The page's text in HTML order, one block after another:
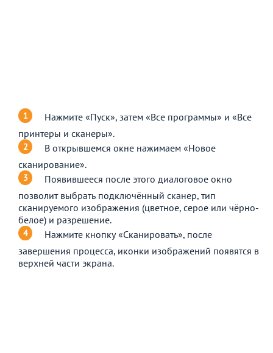
Нажмите «Пуск», затем «Все программы» и «Все
принтеры и сканеры».
В открывшемся окне нажимаем «Новое
сканирование».
Появившееся после этого диалоговое окно
позволит выбрать подключённый сканер, тип
сканируемого изображения (цветное, серое или чёрно-
белое) и разрешение.
Нажмите кнопку «Сканировать», после
завершения процесса, иконки изображений появятся в
верхней части экрана.